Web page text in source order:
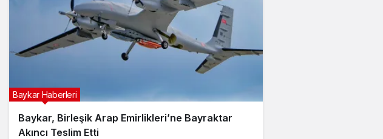
Baykar, Birleşik Arap Emirlikleri’ne Bayraktar
Akıncı Teslim Etti
Baykar Haberleri